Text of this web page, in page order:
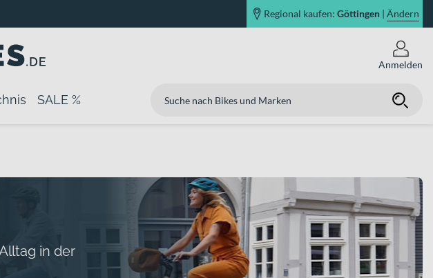
Regional kaufen: Göttingen | Ändern
Anmelden
SALE %
in der